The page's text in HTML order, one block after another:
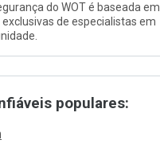
do WOT é baseada em
de especialistas em
populares: